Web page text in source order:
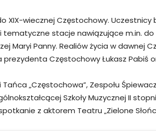
wiecznej Częstochowy.
stacje nawiązujące m.in.
Maryi Panny. Realiów życia w
Częstochowy Łukasz Pabiś
„Częstochowa”, Zespołu
Szkoły Muzycznej II
z aktorem Teatru „Zielone